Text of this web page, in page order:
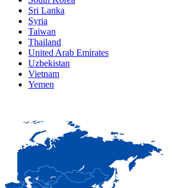
Sri Lanka
Syria
Taiwan
Thailand
United Arab Emirates
Uzbekistan
Vietnam
Yemen